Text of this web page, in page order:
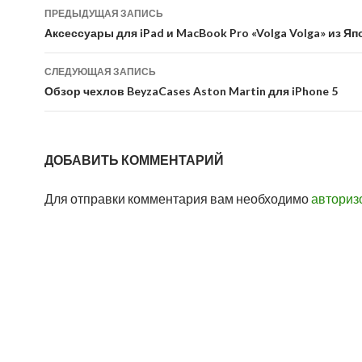
Навигация
по
записям
ПРЕДЫДУЩАЯ ЗАПИСЬ
Аксессуары для iPad и MacBook Pro «Volga Volga» из
СЛЕДУЮЩАЯ ЗАПИСЬ
Обзор чехлов BeyzaCases Aston Martin для iPhone 5
ДОБАВИТЬ КОММЕНТАРИЙ
Для отправки комментария вам необходимо